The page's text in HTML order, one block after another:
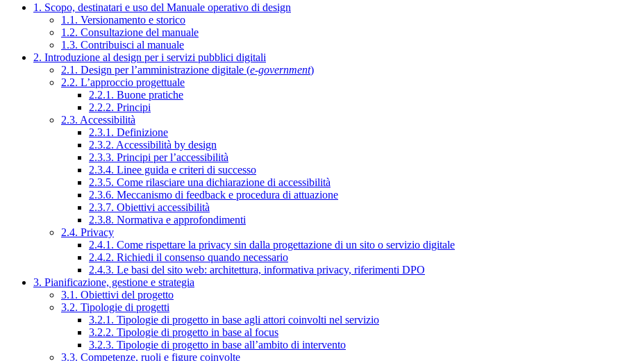
1. Scopo, destinatari e uso del Manuale operativo di design
1.1. Versionamento e storico
1.2. Consultazione del manuale
1.3. Contribuisci al manuale
2. Introduzione al design per i servizi pubblici digitali
2.1. Design per l’amministrazione digitale (e-government)
2.2. L’approccio progettuale
2.2.1. Buone pratiche
2.2.2. Principi
2.3. Accessibilità
2.3.1. Definizione
2.3.2. Accessibilità by design
2.3.3. Principi per l’accessibilità
2.3.4. Linee guida e criteri di successo
2.3.5. Come rilasciare una dichiarazione di accessibilità
2.3.6. Meccanismo di feedback e procedura di attuazione
2.3.7. Obiettivi accessibilità
2.3.8. Normativa e approfondimenti
2.4. Privacy
2.4.1. Come rispettare la privacy sin dalla progettazione di un sito o servizio digitale
2.4.2. Richiedi il consenso quando necessario
2.4.3. Le basi del sito web: architettura, informativa privacy, riferimenti DPO
3. Pianificazione, gestione e strategia
3.1. Obiettivi del progetto
3.2. Tipologie di progetti
3.2.1. Tipologie di progetto in base agli attori coinvolti nel servizio
3.2.2. Tipologie di progetto in base al focus
3.2.3. Tipologie di progetto in base all’ambito di intervento
3.3. Competenze, ruoli e figure coinvolte